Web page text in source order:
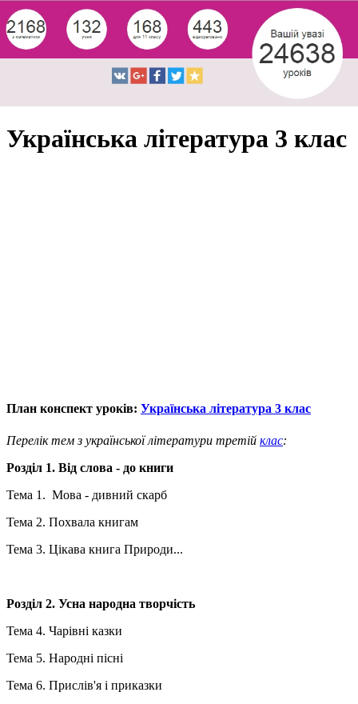
Українська література 3 клас
План конспект уроків: Українська література 3 клас
Перелік тем з української літератури третій клас:
Розділ 1. Від слова - до книги
Тема 1. Мова - дивний скарб
Тема 2. Похвала книгам
Тема 3. Цікава книга Природи...
Розділ 2. Усна народна творчість
Тема 4. Чарівні казки
Тема 5. Народні пісні
Тема 6. Прислів'я і приказки